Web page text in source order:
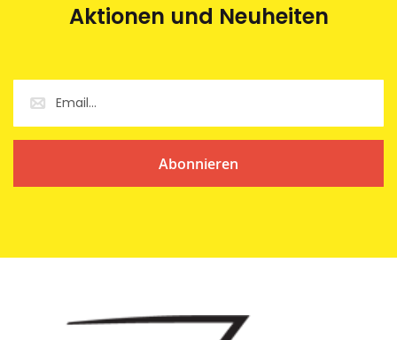
Aktionen und Neuheiten
Abonnieren